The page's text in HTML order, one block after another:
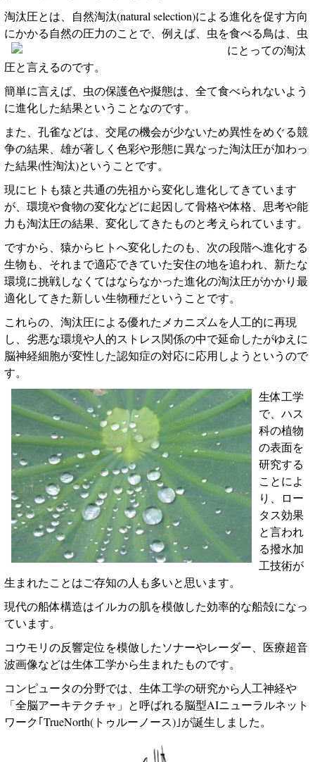
淘汰圧とは、自然淘汰(natural selection)による進化を促す方向
にかかる自然の圧力のことで、例えば、虫を食べる鳥は、虫
にとっての淘汰
圧と言えるのです。
簡単に言えば、虫の保護色や擬態は、全て食べられないよう
に進化した結果ということなのです。
また、孔雀などは、交尾の機会が少ないため異性をめぐる競
争の結果、雄が著しく色彩や形態に異なった淘汰圧が加わっ
た結果(性淘汰)ということです。
現にヒトも猿と共通の先祖から変化し進化してきています
が、環境や食物の変化などに起因して骨格や体格、思考や能
力も淘汰圧の結果、変化してきたものと考えられています。
ですから、猿からヒトへ変化したのも、次の段階へ進化する
生物も、それまで適応できていた安住の地を追われ、新たな
環境に挑戦しなくてはならなかった進化の淘汰圧がかかり最
適化してきた新しい生物種だということです。
これらの、淘汰圧による優れたメカニズムを人工的に再現
し、劣悪な環境や人的ストレス関係の中で延命したがゆえに
脳神経細胞が変性した認知症の対応に応用しようというので
す。
生体工学
で、ハス
科の植物
の表面を
研究する
ことによ
り、ロー
タス効果
と言われ
る撥水加
工技術が
生まれたことはご存知の人も多いと思います。
現代の船体構造はイルカの肌を模倣した効率的な船殻になっ
ています。
コウモリの反響定位を模倣したソナーやレーダー、医療超音
波画像などは生体工学から生まれたものです。
コンピュータの分野では、生体工学の研究から人工神経や
「全脳アーキテクチャ」と呼ばれる脳型AIニューラルネット
ワーク｢TrueNorth( トゥルーノース)｣が誕生しました。